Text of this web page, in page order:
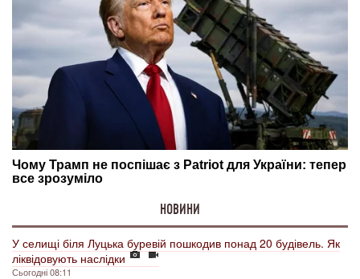
НОВИНИ
У селищі біля Луцька буревій пошкодив понад 20 будівель. Як
ліквідовують наслідки
Сьогодні 08:11